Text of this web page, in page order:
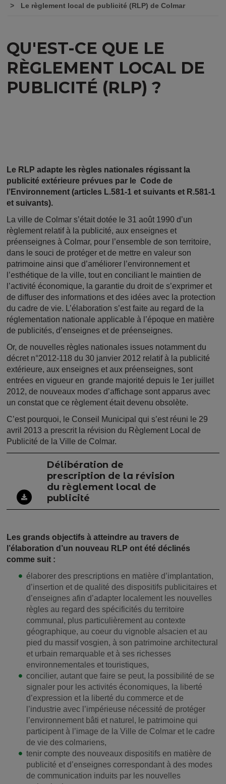
Le règlement local de publicité (RLP) de Colmar
QU'EST-CE QUE LE
RÈGLEMENT LOCAL DE
PUBLICITÉ (RLP) ?
Le RLP adapte les règles nationales régissant la
publicité extérieure prévues par le Code de
l’Environnement (articles L.581-1 et suivants et R.581-1
et suivants).
La ville de Colmar s’était dotée le 31 août 1990 d’un
règlement relatif à la publicité, aux enseignes et
préenseignes à Colmar, pour l’ensemble de son territoire,
dans le souci de protéger et de mettre en valeur son
patrimoine ainsi que d’améliorer l’environnement et
l’esthétique de la ville, tout en conciliant le maintien de
l’activité économique, la garantie du droit de s’exprimer et
de diffuser des informations et des idées avec la protection
du cadre de vie. L’élaboration s’est faite au regard de la
réglementation nationale applicable à l’époque en matière
de publicités, d’enseignes et de préenseignes.
Or, de nouvelles règles nationales issues notamment du
décret n°2012-118 du 30 janvier 2012 relatif à la publicité
extérieure, aux enseignes et aux préenseignes, sont
entrées en vigueur en grande majorité depuis le 1er juillet
2012, de nouveaux modes d’affichage sont apparus avec
un constat que ce règlement était devenu obsolète.
C’est pourquoi, le Conseil Municipal qui s’est réuni le 29
avril 2013 a prescrit la révision du Règlement Local de
Publicité de la Ville de Colmar.
Délibération de
prescription de la révision
du règlement local de
publicité
Les grands objectifs à atteindre au travers de
l’élaboration d’un nouveau RLP ont été déclinés
comme suit :
élaborer des prescriptions en matière d’implantation,
d’insertion et de qualité des dispositifs publicitaires et
d’enseignes afin d’adapter localement les nouvelles
règles au regard des spécificités du territoire
communal, plus particulièrement au contexte
géographique, au coeur du vignoble alsacien et au
pied du massif vosgien, à son patrimoine architectural
et urbain remarquable et à ses richesses
environnementales et touristiques,
concilier, autant que faire se peut, la possibilité de se
signaler pour les activités économiques, la liberté
d’expression et la liberté du commerce et de
l’industrie avec l’impérieuse nécessité de protéger
l’environnement bâti et naturel, le patrimoine qui
participent à l’image de la Ville de Colmar et le cadre
de vie des colmariens,
tenir compte des nouveaux dispositifs en matière de
publicité et d’enseignes correspondant à des modes
de communication induits par les nouvelles